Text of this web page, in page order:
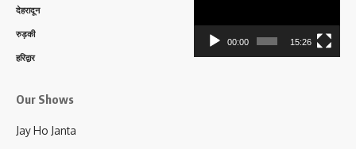
देहरादून
रुड़की
हरिद्वार
00:00 15:26
Our Shows
Jay Ho Janta